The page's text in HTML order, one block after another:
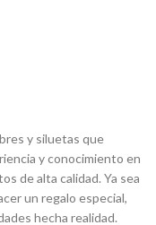
y siluetas que
y conocimiento en
de alta calidad. Ya sea
un regalo especial,
hecha realidad.